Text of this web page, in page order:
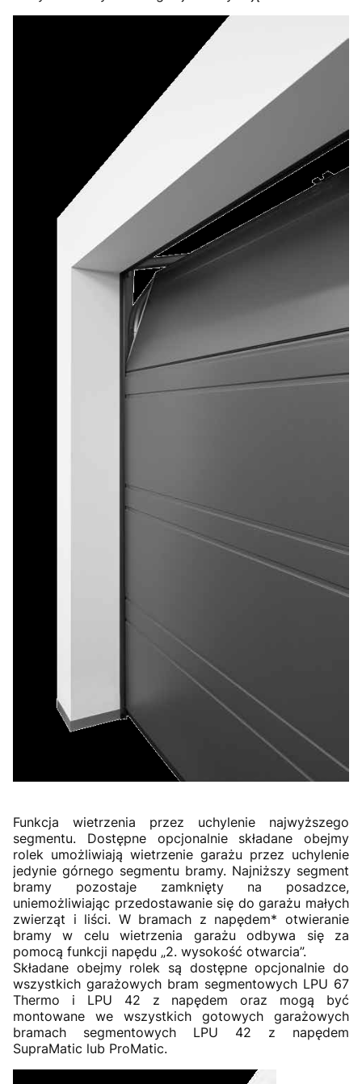
Funkcja wietrzenia przez uchylenie najwyższego
segmentu. Dostępne opcjonalnie składane obejmy
rolek umożliwiają wietrzenie garażu przez uchylenie
jedynie górnego segmentu bramy. Najniższy segment
bramy pozostaje zamknięty na posadzce,
uniemożliwiając przedostawanie się do garażu małych
zwierząt i liści. W bramach z napędem* otwieranie
bramy w celu wietrzenia garażu odbywa się za
pomocą funkcji napędu „2. wysokość otwarcia”.
Składane obejmy rolek są dostępne opcjonalnie do
wszystkich garażowych bram segmentowych LPU 67
Thermo i LPU 42 z napędem oraz mogą być
montowane we wszystkich gotowych garażowych
bramach segmentowych LPU 42 z napędem
SupraMatic lub ProMatic.